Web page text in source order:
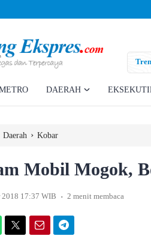
Eks Pekerja
DAERAH
Daerah › Kobar
Mobil Mogok,
2018 17:37 WIB . 2 menit membaca